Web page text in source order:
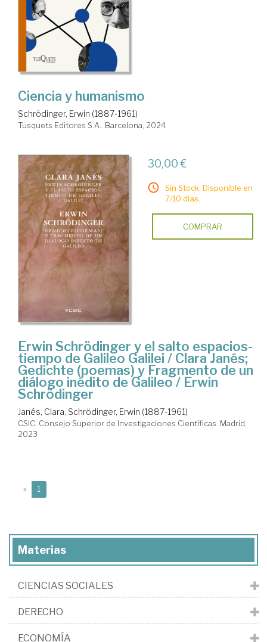
Ciencia y humanismo
Schrödinger, Erwin (1887-1961)
Tusquets Editores S.A.. Barcelona, 2024
30,00 €
Sin Stock. Disponible en
7/10 días.
COMPRAR
Erwin Schrödinger y el salto espacios-
tiempo de Galileo Galilei / Clara Janés;
Gedichte (poemas) y Fragmento de un
diálogo inédito de Galileo / Erwin
Schrödinger
Janés, Clara; Schrödinger, Erwin (1887-1961)
CSIC. Consejo Superior de Investigaciones Científicas. Madrid,
2023
« 1
Materias
CIENCIAS SOCIALES
DERECHO
ECONOMÍA